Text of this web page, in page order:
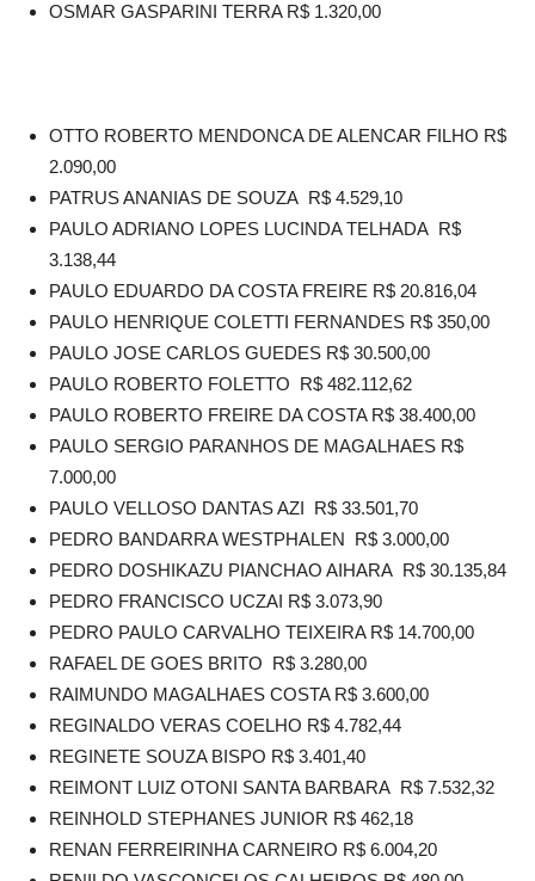
OSMAR GASPARINI TERRA R$ 1.320,00
OTTO ROBERTO MENDONCA DE ALENCAR FILHO R$
2.090,00
PATRUS ANANIAS DE SOUZA R$ 4.529,10
PAULO ADRIANO LOPES LUCINDA TELHADA R$
3.138,44
PAULO EDUARDO DA COSTA FREIRE R$ 20.816,04
PAULO HENRIQUE COLETTI FERNANDES R$ 350,00
PAULO JOSE CARLOS GUEDES R$ 30.500,00
PAULO ROBERTO FOLETTO R$ 482.112,62
PAULO ROBERTO FREIRE DA COSTA R$ 38.400,00
PAULO SERGIO PARANHOS DE MAGALHAES R$
7.000,00
PAULO VELLOSO DANTAS AZI R$ 33.501,70
PEDRO BANDARRA WESTPHALEN R$ 3.000,00
PEDRO DOSHIKAZU PIANCHAO AIHARA R$ 30.135,84
PEDRO FRANCISCO UCZAI R$ 3.073,90
PEDRO PAULO CARVALHO TEIXEIRA R$ 14.700,00
RAFAEL DE GOES BRITO R$ 3.280,00
RAIMUNDO MAGALHAES COSTA R$ 3.600,00
REGINALDO VERAS COELHO R$ 4.782,44
REGINETE SOUZA BISPO R$ 3.401,40
REIMONT LUIZ OTONI SANTA BARBARA R$ 7.532,32
REINHOLD STEPHANES JUNIOR R$ 462,18
RENAN FERREIRINHA CARNEIRO R$ 6.004,20